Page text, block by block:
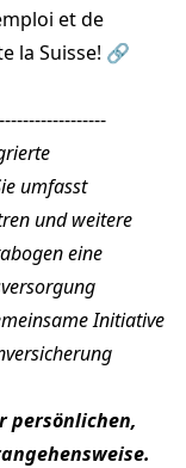
et de
la Suisse! 🔗
umfasst
und weitere
eine
Initiative
persönlichen,